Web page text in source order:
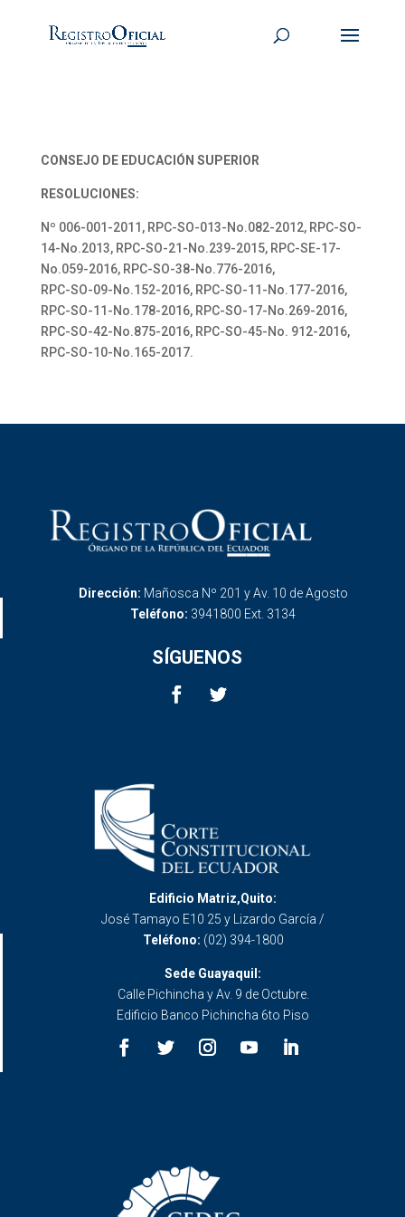
CONSEJO DE EDUCACIÓN SUPERIOR
RESOLUCIONES:
Nº 006-001-2011, RPC-SO-013-No.082-2012, RPC-SO-
14-No.2013, RPC-SO-21-No.239-2015, RPC-SE-17-
No.059-2016, RPC-SO-38-No.776-2016,
RPC-SO-09-No.152-2016, RPC-SO-11-No.177-2016,
RPC-SO-11-No.178-2016, RPC-SO-17-No.269-2016,
RPC-SO-42-No.875-2016, RPC-SO-45-No. 912-2016,
RPC-SO-10-No.165-2017.
Dirección: Mañosca Nº 201 y Av. 10 de Agosto
Teléfono: 3941800 Ext. 3134
SÍGUENOS
Edificio Matriz,Quito:
José Tamayo E10 25 y Lizardo García /
Teléfono: (02) 394-1800
Sede Guayaquil:
Calle Pichincha y Av. 9 de Octubre.
Edificio Banco Pichincha 6to Piso